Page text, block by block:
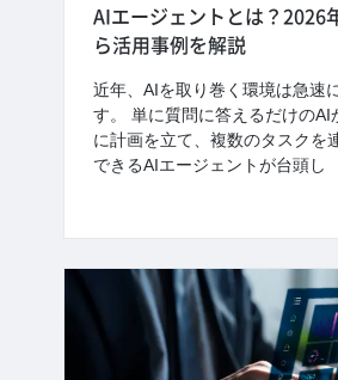
AIエージェントとは？2026
ら活用事例を解説
近年、AIを取り巻く環境は急速
す。 単に質問に答えるだけのAI
に計画を立て、複数のタスクを
できるAIエージェントが台頭し